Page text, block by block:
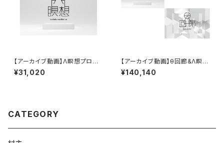
【アーカイブ動画】Λ瞑想プログ
ラム（12回払い）
¥31,020
【アーカイブ動画】θ回廊&Λ瞑想
プログラム（第2期/6回払い）2/1
~
¥140,140
CATEGORY